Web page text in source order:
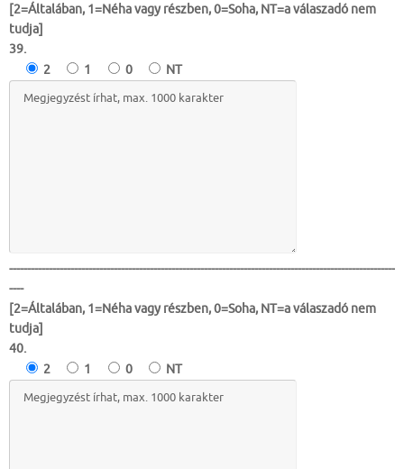
[2=Általában, 1=Néha vagy részben, 0=Soha, NT=a válaszadó nem
tudja]
39.
2
1 0 NT
-----------------------------------------------------------------------------------------------------------
----
[2=Általában, 1=Néha vagy részben, 0=Soha, NT=a válaszadó nem
tudja]
40.
2
1 0 NT